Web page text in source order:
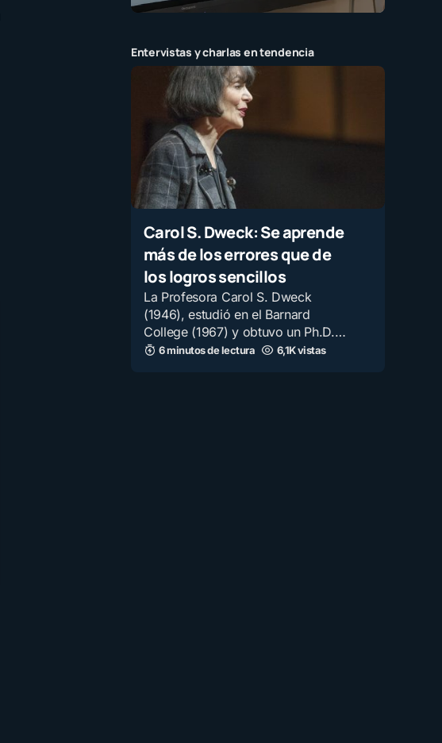
Entervistas y charlas en tendencia
Carol S. Dweck: Se aprende
más de los errores que de
los logros sencillos
La Profesora Carol S. Dweck
(1946), estudió en el Barnard
College (1967) y obtuvo un Ph.D.…
6 minutos de lectura 6,1K vistas